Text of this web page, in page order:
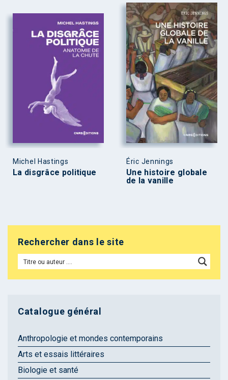
Michel Hastings
La disgrâce politique
Éric Jennings
Une histoire globale
de la vanille
Rechercher dans le site
Catalogue général
Anthropologie et mondes contemporains
Arts et essais littéraires
Biologie et santé